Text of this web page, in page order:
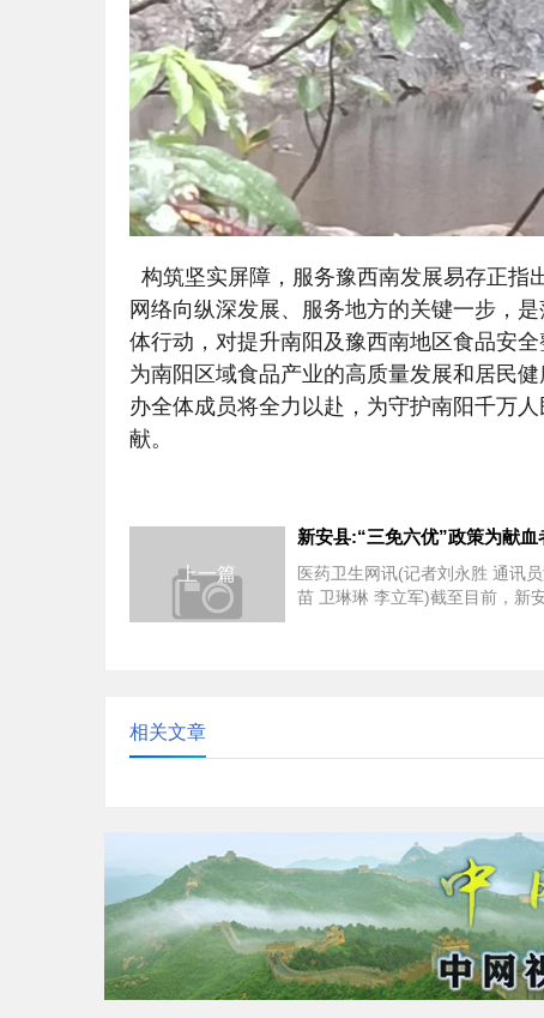
构筑坚实屏障，服务豫西南发展易存正
网络向纵深发展、服务地方的关键一步，
体行动，对提升南阳及豫西南地区食品安
为南阳区域食品产业的高质量发展和居民
办全体成员将全力以赴，为守护南阳千万
献。
上一篇
医药卫生网讯(记者刘永胜 通讯
苗 卫琳琳 李立军)截至目前，新
相关文章